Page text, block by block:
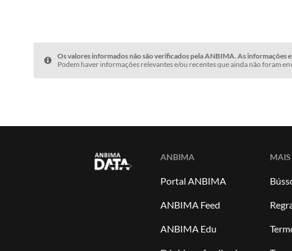
Os valores informados não são verificados pela ANBIMA. As informações
Podem haver informações relevantes e/ou recentes que ainda não foram
ANBIMA
Portal ANBIMA
ANBIMA Feed
ANBIMA Edu